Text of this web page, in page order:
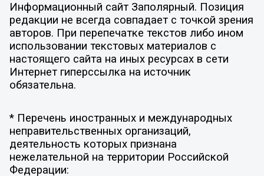
Информационный сайт Заполярный. Позиция
редакции не всегда совпадает с точкой зрения
авторов. При перепечатке текстов либо ином
использовании текстовых материалов с
настоящего сайта на иных ресурсах в сети
Интернет гиперссылка на источник
обязательна.
* Перечень иностранных и международных
неправительственных организаций,
деятельность которых признана
нежелательной на территории Российской
Федерации: